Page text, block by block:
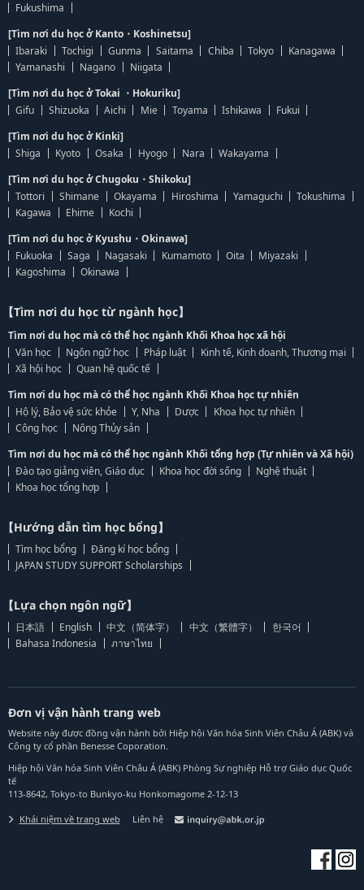
Fukushima
[Tìm nơi du học ở Kanto・Koshinetsu]
Ibaraki
Tochigi Gunma Saitama Chiba Tokyo
Kanagawa
Yamanashi
Nagano
Niigata
[Tìm nơi du học ở Tokai ・Hokuriku]
Gifu
Shizuoka Aichi Mie Toyama Ishikawa
Fukui
[Tìm nơi du học ở Kinki]
Shiga
Kyoto Osaka Hyogo Nara
Wakayama
[Tìm nơi du học ở Chugoku・Shikoku]
Tottori
Shimane Okayama Hiroshima Yamaguchi
Tokushima
Kagawa
Ehime
Kochi
[Tìm nơi du học ở Kyushu・Okinawa]
Fukuoka
Saga Nagasaki Kumamoto Oita
Miyazaki
Kagoshima
Okinawa
【Tìm nơi du học từ ngành học】
Tìm nơi du học mà có thể học ngành Khối Khoa học xã hội
Văn học
Ngôn ngữ học Pháp luật
Kinh tế, Kinh doanh, Thương mại
Xã hội học
Quan hệ quốc tế
Tìm nơi du học mà có thể học ngành Khối Khoa học tự nhiên
Hộ lý, Bảo vệ sức khỏe
Y, Nha Dược
Khoa học tự nhiên
Công học
Nông Thủy sản
Tìm nơi du học mà có thể học ngành Khối tổng hợp (Tự nhiên và Xã hội)
Đào tạo giảng viên, Giáo dục
Khoa học đời sống
Nghệ thuật
Khoa học tổng hợp
【Hướng dẫn tìm học bổng】
Tìm học bổng
Đăng kí học bổng
JAPAN STUDY SUPPORT Scholarships
【Lựa chọn ngôn ngữ】
日本語 English 中文（简体字） 中文（繁體字）
한국어
Bahasa Indonesia
ภาษาไทย
Đơn vị vận hành trang web
Website này được đồng vận hành bởi Hiệp hội Văn hóa Sinh Viên Châu Á (ABK) và
Công ty cổ phần Benesse Coporation.
Hiệp hội Văn hóa Sinh Viên Châu Á (ABK) Phòng Sự nghiệp Hỗ trợ Giáo dục Quốc
tế
113-8642, Tokyo-to Bunkyo-ku Honkomagome 2-12-13
Khái niệm về trang web Liên hệ